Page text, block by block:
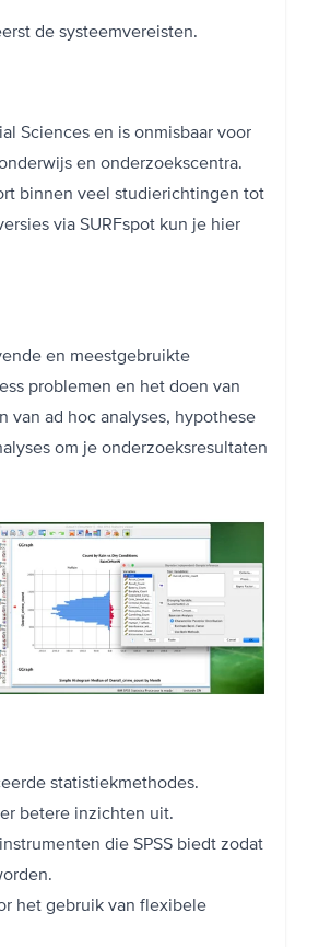
de systeemvereisten.
Sciences en is onmisbaar voor
en onderzoekscentra.
binnen veel studierichtingen tot
via SURFspot kun je hier
en meestgebruikte
problemen en het doen van
ad hoc analyses, hypothese
om je onderzoeksresultaten
statistiekmethodes.
betere inzichten uit.
die SPSS biedt zodat
het gebruik van flexibele